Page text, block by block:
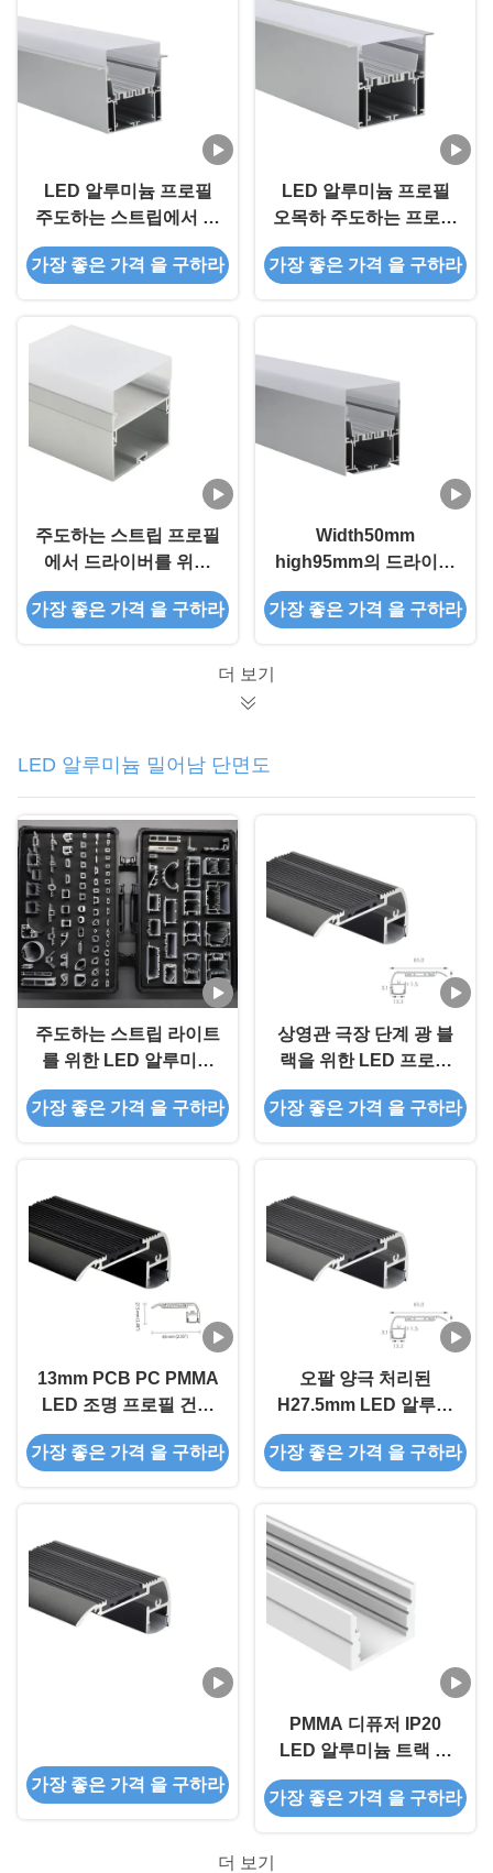
LED 알루미늄 프로필
주도하는 스트립에서 드
라이버를 위한 알루미늄
양극 산화된 프로필
가장 좋은 가격 을 구하라
LED 알루미늄 프로필
오목하 주도하는 프로필
에서 양극 산화된 드라
이버
가장 좋은 가격 을 구하라
주도하는 스트립 프로필
에서 드라이버를 위한
주도하는 알루미늄 프로
파일 매달리는 프로필
가장 좋은 가격 을 구하라
Width50mm
high95mm의 드라이버
를 위한 서스펜디드
LED 알루미늄 프로파
가장 좋은 가격 을 구하라
더 보기
LED 알루미늄 밀어남 단면도
주도하는 스트립 라이트
를 위한 LED 알루미늄
압출 프로필 부속물 프
로피들 샘플 박스 채널
가장 좋은 가격 을 구하라
상영관 극장 단계 광 블
랙을 위한 LED 프로필
알루미늄 압출 프로필은
양극 처리했습니다
가장 좋은 가격 을 구하라
13mm PCB PC PMMA
LED 조명 프로필 건식
벽체 석고 샌드 블라스
팅
가장 좋은 가격 을 구하라
오팔 양극 처리된
H27.5mm LED 알루미
늄 압출 프로파일 스프
레이 코팅
가장 좋은 가격 을 구하라
가장 좋은 가격 을 구하라
PMMA 디퓨저 IP20
LED 알루미늄 트랙 채
널 6063 합금
가장 좋은 가격 을 구하라
더 보기